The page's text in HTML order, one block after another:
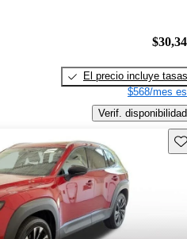
El precio incluye tasas
$568/mes
Verif. disponibilidad